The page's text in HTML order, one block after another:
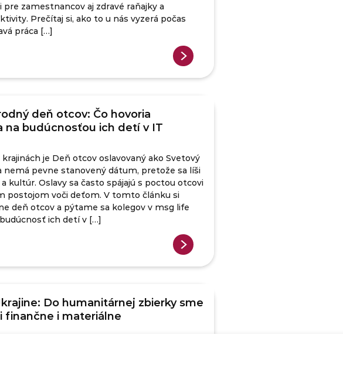
pre zamestnancov aj zdravé raňajky a
Prečítaj si, ako to u nás vyzerá počas
práca […]
deň otcov: Čo hovoria
na budúcnosťou ich detí v IT
je Deň otcov oslavovaný ako Svetový
nemá pevne stanovený dátum, pretože sa líši
kultúr. Oslavy sa často spájajú s poctou otcovi
postojom voči deťom. V tomto článku si
deň otcov a pýtame sa kolegov v msg life
ich detí v […]
Do humanitárnej zbierky sme
finančne i materiálne